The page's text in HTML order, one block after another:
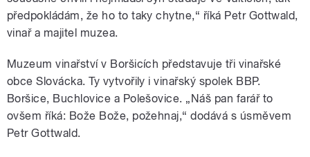
předpokládám, že ho to taky chytne,“ říká Petr Gottwald,
vinař a majitel muzea.
Muzeum vinařství v Boršicích představuje tři vinařské
obce Slovácka. Ty vytvořily i vinařský spolek BBP.
Boršice, Buchlovice a Polešovice. „Náš pan farář to
ovšem říká: Bože Bože, požehnaj,“ dodává s úsměvem
Petr Gottwald.